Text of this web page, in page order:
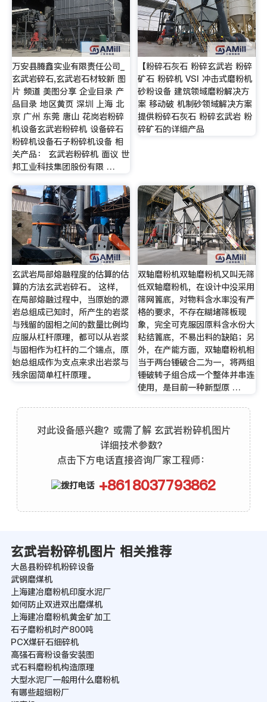
万安县腾鑫实业有限责任公司_
玄武岩碎石,玄武岩石材较新 图
片 频道 美图分享 企业目录 产
品目录 地区黄页 深圳 上海 北
京 广州 东莞 唐山 花岗岩粉碎
机设备玄武岩粉碎机 设备碎石
粉碎机设备石子粉碎机设备 相
关产品： 玄武岩粉碎机 面议 世
邦工业科技集团股份有限 …
【粉碎石灰石 粉碎玄武岩 粉碎
矿石 粉碎机 VSI 冲击式磨粉机
砂粉设备 建筑领域磨粉解决方
案 移动破 机制砂领域解决方案
提供粉碎石灰石 粉碎玄武岩 粉
碎矿石的详细产品
玄武岩局部熔融程度的估算的估
算的方法玄武岩碎石。 这样，
在局部熔融过程中，当原始的源
岩总组成已知时，所产生的岩浆
与残留的固相之间的数量比例均
应服从杠杆原理，都可以从岩浆
与固相作为杠杆的二个端点，原
始总组成作为支点来求出岩浆与
残余固简单杠杆原理。
双轴磨粉机双轴磨粉机又叫无筛
低双轴磨粉机，在设计中没采用
筛网篦底，对物料含水率没有严
格的要求，不存在糊堵筛板现
象，完全可克服因原料含水份大
粘结篦底，不易出料的缺陷；另
外，在产能方面，双轴磨粉机相
当于两台锤破合二为一，将两组
锤破转子组合成一个整体并串连
使用，是目前一种新型原 …
对此设备感兴趣？或需了解 玄武岩粉碎机图片
详细技术参数？
点击下方电话直接咨询厂家工程师：
+8618037793862
玄武岩粉碎机图片 相关推荐
大邑县粉碎机粉碎设备
武钢磨煤机
上海建冶磨粉机印度水泥厂
如何防止双进双出磨煤机
上海建冶磨粉机黄金矿加工
石子磨粉机时产800吨
PCX煤矸石细碎机
高强石膏粉设备安装图
式石料磨粉机构造原理
大型水泥厂一般用什么磨粉机
有哪些超细粉厂